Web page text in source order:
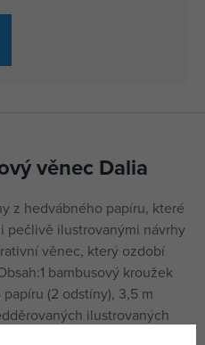
věnec Dalia
z hedvábného papíru, které
pečlivě ilustrovanými návrhy
věnec, který ozdobí
bambusový kroužek
(2 odstíny), 3,5 m
ilustrovaných